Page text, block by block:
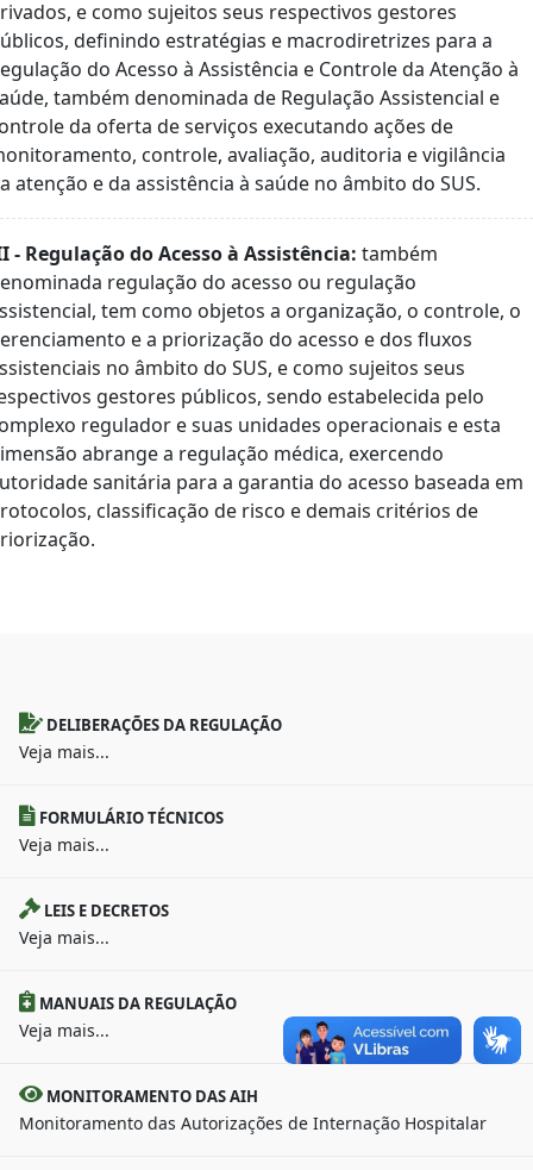
e como sujeitos seus respectivos gestores
definindo estratégias e macrodiretrizes para a
do Acesso à Assistência e Controle da Atenção à
também denominada de Regulação Assistencial e
da oferta de serviços executando ações de
controle, avaliação, auditoria e vigilância
atenção e da assistência à saúde no âmbito do SUS.
- Regulação do Acesso à Assistência: também
regulação do acesso ou regulação
tem como objetos a organização, o controle, o
e a priorização do acesso e dos fluxos
no âmbito do SUS, e como sujeitos seus
gestores públicos, sendo estabelecida pelo
regulador e suas unidades operacionais e esta
abrange a regulação médica, exercendo
sanitária para a garantia do acesso baseada em
classificação de risco e demais critérios de
DELIBERAÇÕES DA REGULAÇÃO
Veja mais...
FORMULÁRIO TÉCNICOS
Veja mais...
LEIS E DECRETOS
Veja mais...
MANUAIS DA REGULAÇÃO
Veja mais...
MONITORAMENTO DAS AIH
Monitoramento das Autorizações de Internação Hospitalar